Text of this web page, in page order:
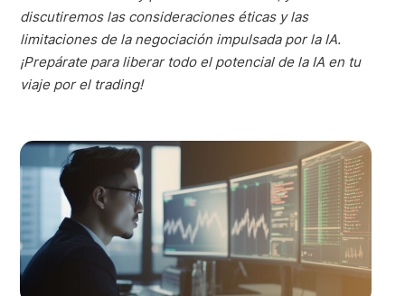
discutiremos las consideraciones éticas y las
limitaciones de la negociación impulsada por la IA.
¡Prepárate para liberar todo el potencial de la IA en tu
viaje por el trading!